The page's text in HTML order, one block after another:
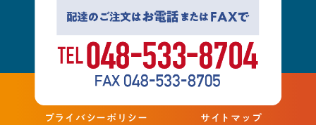
プライバシーポリシー サイトマップ